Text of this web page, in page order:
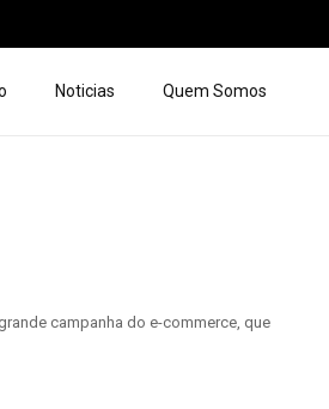
Noticias Quem Somos
campanha do e-commerce, que